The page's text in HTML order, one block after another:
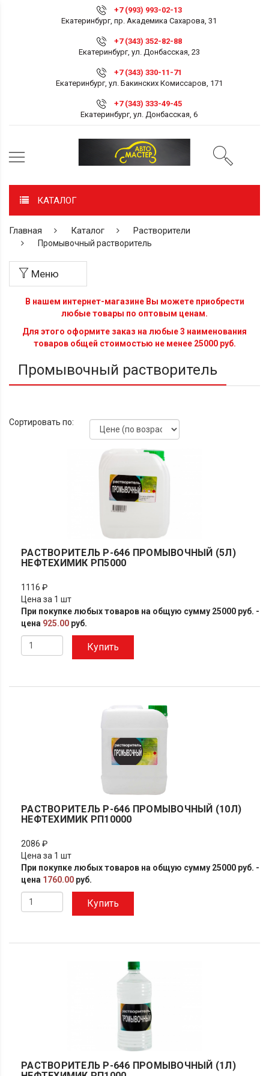
+7 (993) 993-02-13
Екатеринбург, пр. Академика Сахарова, 31
+7 (343) 352-82-88
Екатеринбург, ул. Донбасская, 23
+7 (343) 330-11-71
Екатеринбург, ул. Бакинских Комиссаров, 171
+7 (343) 333-49-45
Екатеринбург, ул. Донбасская, 6
КАТАЛОГ
Главная Каталог Растворители
Промывочный растворитель
Меню
В нашем интернет-магазине Вы можете приобрести
любые товары по оптовым ценам.
Для этого оформите заказ на любые 3 наименования
товаров общей стоимостью не менее 25000 руб.
Промывочный растворитель
Сортировать по:
РАСТВОРИТЕЛЬ Р-646 ПРОМЫВОЧНЫЙ (5Л)
НЕФТЕХИМИК РП5000
1116 ₽
Цена за 1 шт
При покупке любых товаров на общую сумму 25000 руб. -
цена 925.00 руб.
Купить
РАСТВОРИТЕЛЬ Р-646 ПРОМЫВОЧНЫЙ (10Л)
НЕФТЕХИМИК РП10000
2086 ₽
Цена за 1 шт
При покупке любых товаров на общую сумму 25000 руб. -
цена 1760.00 руб.
Купить
РАСТВОРИТЕЛЬ Р-646 ПРОМЫВОЧНЫЙ (1Л)